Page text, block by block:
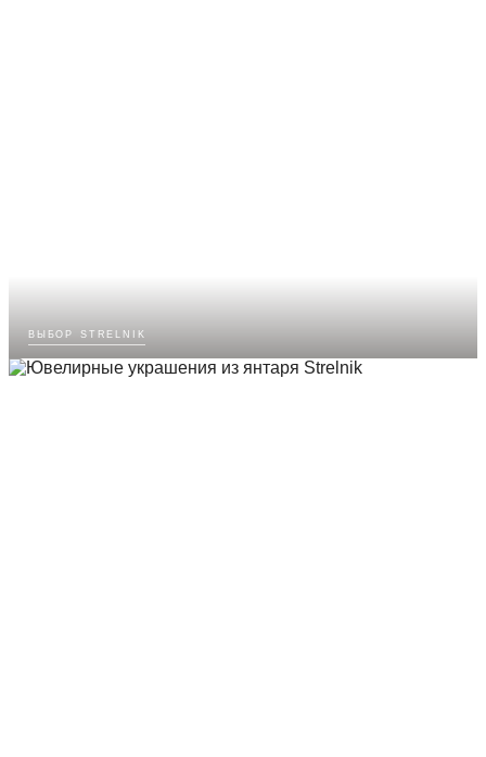
выбор strelnik